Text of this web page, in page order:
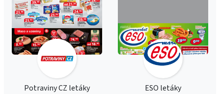
Potraviny CZ letáky ESO letáky